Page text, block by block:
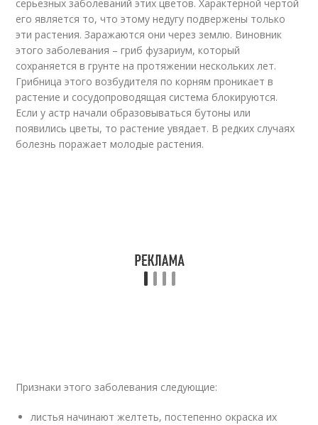
серьезных заболеваний этих цветов. Характерной чертой
его является то, что этому недугу подвержены только
эти растения. Заражаются они через землю. Виновник
этого заболевания – гриб фузариум, который
сохраняется в грунте на протяжении нескольких лет.
Грибница этого возбудителя по корням проникает в
растение и сосудопроводящая система блокируются.
Если у астр начали образовываться бутоны или
появились цветы, то растение увядает. В редких случаях
болезнь поражает молодые растения.
Признаки этого заболевания следующие:
листья начинают желтеть, постепенно окраска их